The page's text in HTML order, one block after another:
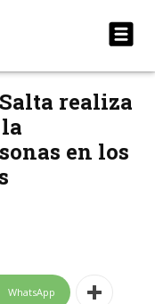
realiza
en los
WhatsApp